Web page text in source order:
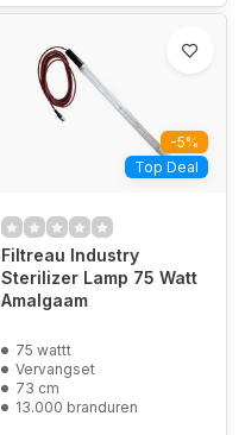
-5%
Top Deal
Filtreau Industry
Sterilizer Lamp 75 Watt
Amalgaam
75 wattt
Vervangset
73 cm
13.000 branduren